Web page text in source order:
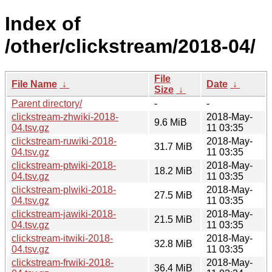
Index of
/other/clickstream/2018-04/
File Name ↓
File
Size ↓
Date ↓
Parent directory/
-
-
clickstream-zhwiki-2018-
04.tsv.gz
9.6 MiB
2018-May-
11 03:35
clickstream-ruwiki-2018-
04.tsv.gz
31.7 MiB
2018-May-
11 03:35
clickstream-ptwiki-2018-
04.tsv.gz
18.2 MiB
2018-May-
11 03:35
clickstream-plwiki-2018-
04.tsv.gz
27.5 MiB
2018-May-
11 03:35
clickstream-jawiki-2018-
04.tsv.gz
21.5 MiB
2018-May-
11 03:35
clickstream-itwiki-2018-
04.tsv.gz
32.8 MiB
2018-May-
11 03:35
clickstream-frwiki-2018-
36.4 MiB
2018-May-